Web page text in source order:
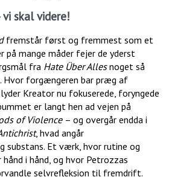
skal videre!
fremstår først og fremmest som et
på mange måder fejer de yderst
fra Hate Über Allesnoget så
forgængeren bar præg af
Kreator nu fokuserede, foryngede
er langt hen ad vejen på
of Violence – og overgår endda i
, hvad angår
substans. Et værk, hvor rutine og
i hånd, og hvor Petrozzas
selvrefleksion til fremdrift.